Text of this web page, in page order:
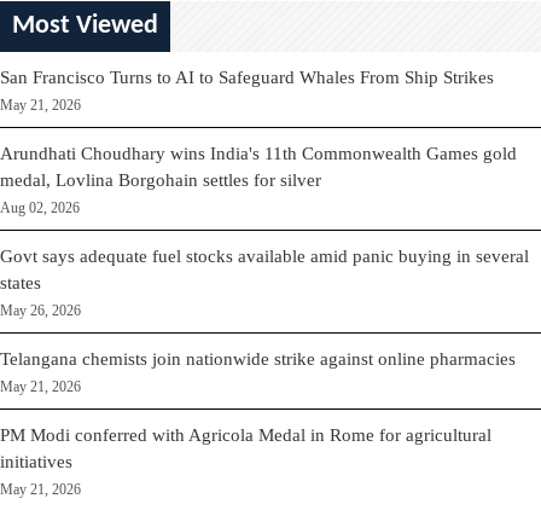
Most Viewed
San Francisco Turns to AI to Safeguard Whales From Ship Strikes
May 21, 2026
Arundhati Choudhary wins India's 11th Commonwealth Games gold
medal, Lovlina Borgohain settles for silver
Aug 02, 2026
Govt says adequate fuel stocks available amid panic buying in several
states
May 26, 2026
Telangana chemists join nationwide strike against online pharmacies
May 21, 2026
PM Modi conferred with Agricola Medal in Rome for agricultural
initiatives
May 21, 2026